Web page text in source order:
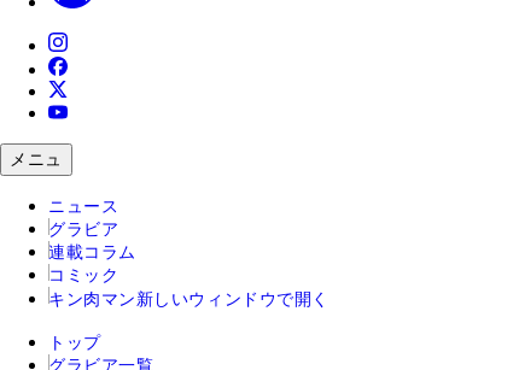
メニュ
ニュース
グラビア
連載コラム
コミック
キン肉マン 新しいウィンドウで開く
トップ
グラビア一覧